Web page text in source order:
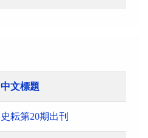
中文標題
史耘第20期出刊